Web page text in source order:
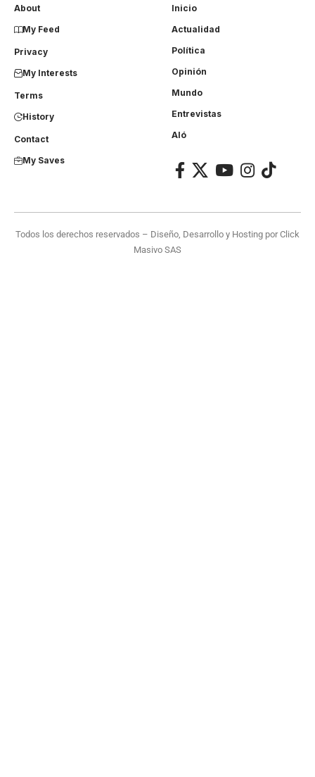
About
My Feed
Privacy
My Interests
Terms
History
Contact
My Saves
Inicio
Actualidad
Política
Opinión
Mundo
Entrevistas
Aló
Todos los derechos reservados – Diseño, Desarrollo y Hosting porClick
Masivo SAS